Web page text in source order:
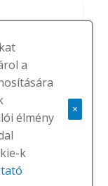
a
élmény
k
×